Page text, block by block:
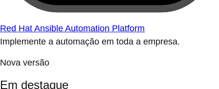
Red Hat Ansible Automation Platform
Implemente a automação em toda a empresa.
Nova versão
Em destaque